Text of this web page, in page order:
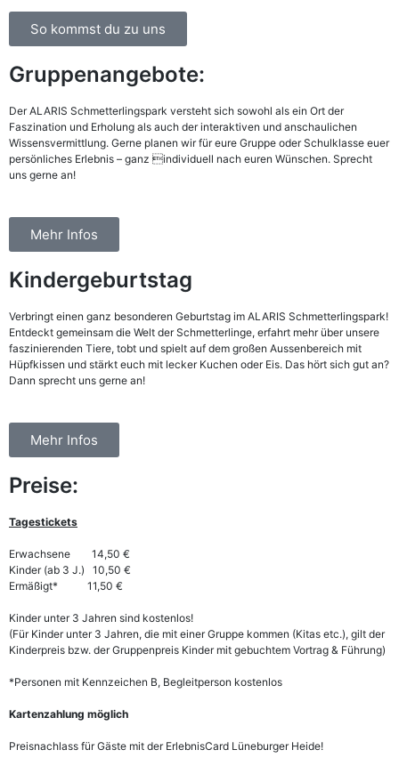
So kommst du zu uns
Gruppenangebote:
Der ALARIS Schmetterlingspark versteht sich sowohl als ein Ort der
Faszination und Erholung als auch der interaktiven und anschaulichen
Wissensvermittlung. Gerne planen wir für eure Gruppe oder Schulklasse euer
persönliches Erlebnis – ganz individuell nach euren Wünschen. Sprecht
uns gerne an!
Mehr Infos
Kindergeburtstag
Verbringt einen ganz besonderen Geburtstag im ALARIS Schmetterlingspark!
Entdeckt gemeinsam die Welt der Schmetterlinge, erfahrt mehr über unsere
faszinierenden Tiere, tobt und spielt auf dem großen Aussenbereich mit
Hüpfkissen und stärkt euch mit lecker Kuchen oder Eis. Das hört sich gut an?
Dann sprecht uns gerne an!
Mehr Infos
Preise:
Tagestickets
Erwachsene 14,50 €
Kinder (ab 3 J.) 10,50 €
Ermäßigt* 11,50 €
Kinder unter 3 Jahren sind kostenlos!
(Für Kinder unter 3 Jahren, die mit einer Gruppe kommen (Kitas etc.), gilt der
Kinderpreis bzw. der Gruppenpreis Kinder mit gebuchtem Vortrag & Führung)
*Personen mit Kennzeichen B, Begleitperson kostenlos
Kartenzahlung möglich
Preisnachlass für Gäste mit der ErlebnisCard Lüneburger Heide!